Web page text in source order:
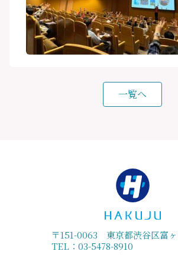
一覧へ
〒151-0063 東京都渋谷区富ヶ
TEL：03-5478-8910